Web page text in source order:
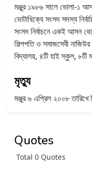
মঞ্জুর ১৯৮৬ সালে ভোলা-১
ভোটাধিক্যে সংসদ সদস্য
সংসদ নির্বাচনে একই আসন
শিল্পপতি ও সমাজসেবী
বিদ্যালয়, ৪টি হাই স্কুল, ৮টি
মৃত্যু
মঞ্জুর ৬ এপ্রিল ২০০৮ তারিখে
Quotes
Total 0 Quotes